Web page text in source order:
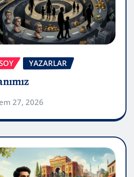
YAZARLAR
27, 2026